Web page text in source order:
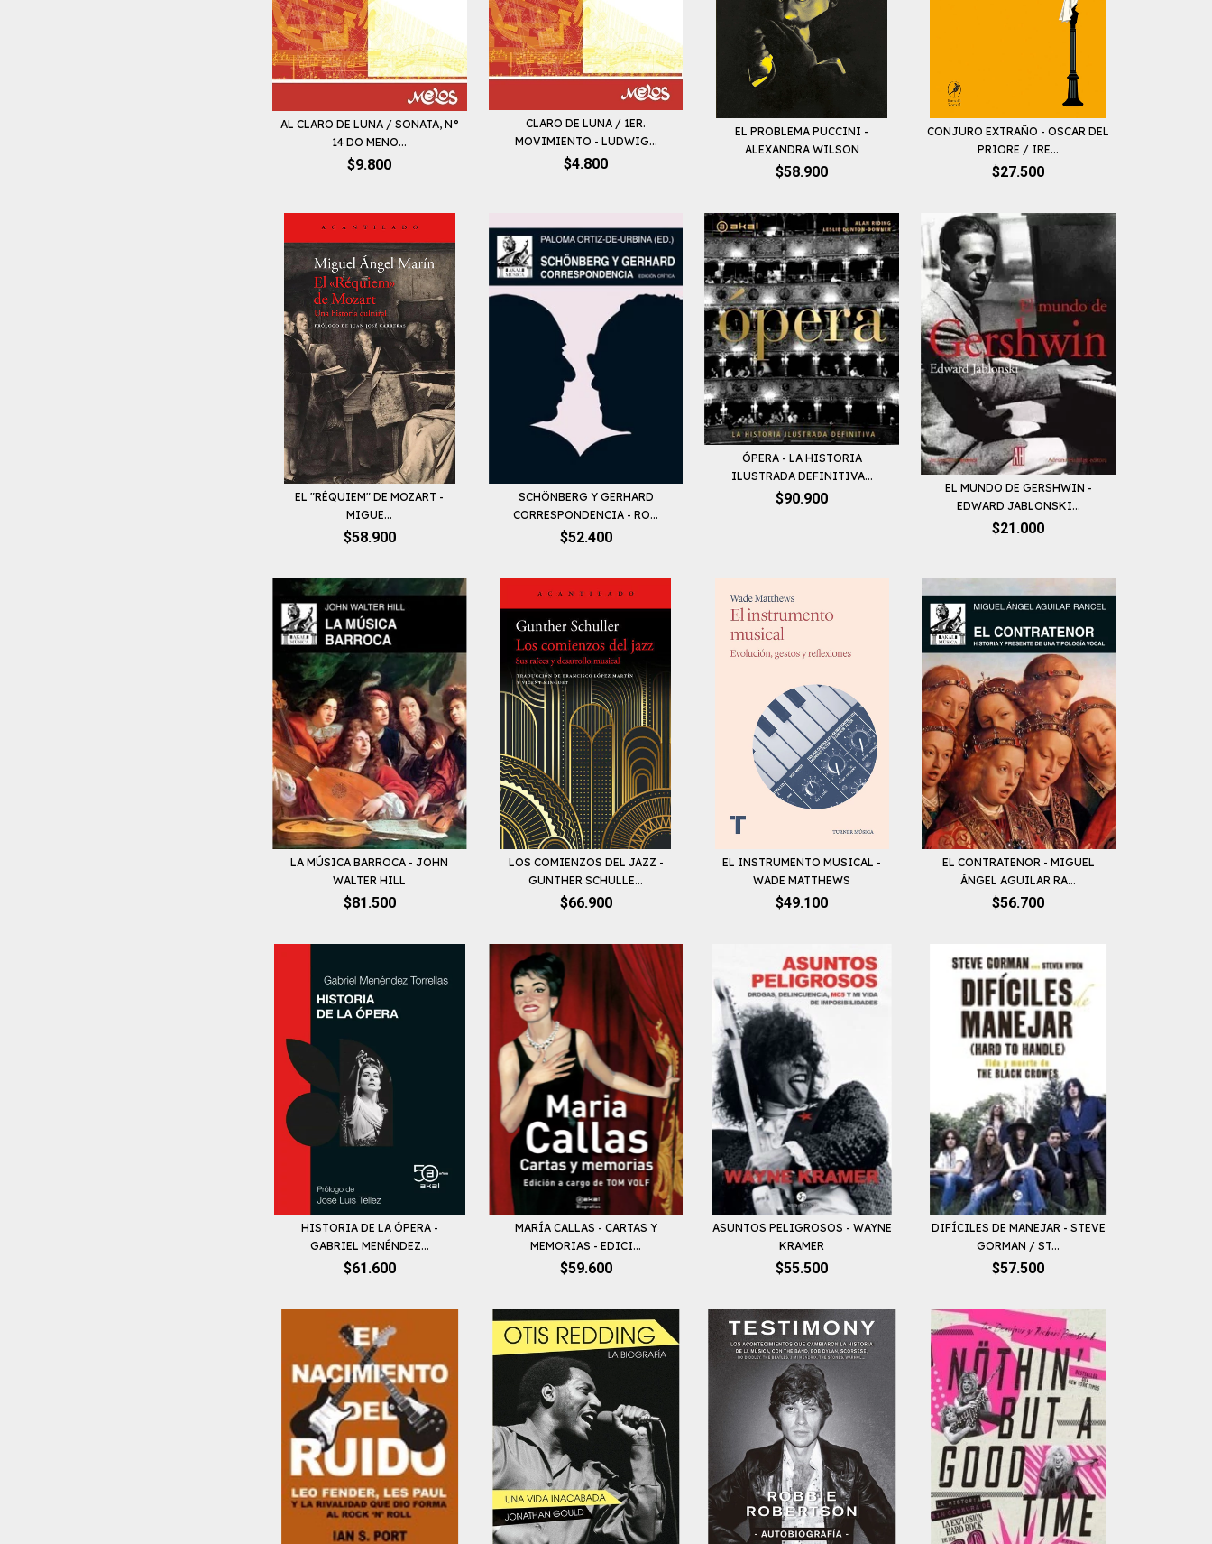
AL CLARO DE LUNA / SONATA, N°
14 DO MENO...
$9.800
CLARO DE LUNA / 1ER.
MOVIMIENTO - LUDWIG...
$4.800
EL PROBLEMA PUCCINI -
ALEXANDRA WILSON
$58.900
CONJURO EXTRAÑO - OSCAR DEL
PRIORE / IRE...
$27.500
EL "RÉQUIEM" DE MOZART -
MIGUE...
$58.900
SCHÖNBERG Y GERHARD
CORRESPONDENCIA - RO...
$52.400
ÓPERA - LA HISTORIA
ILUSTRADA DEFINITIVA...
$90.900
EL MUNDO DE GERSHWIN -
EDWARD JABLONSKI...
$21.000
LA MÚSICA BARROCA - JOHN
WALTER HILL
$81.500
LOS COMIENZOS DEL JAZZ -
GUNTHER SCHULLE...
$66.900
EL INSTRUMENTO MUSICAL -
WADE MATTHEWS
$49.100
EL CONTRATENOR - MIGUEL
ÁNGEL AGUILAR RA...
$56.700
HISTORIA DE LA ÓPERA -
GABRIEL MENÉNDEZ...
$61.600
MARÍA CALLAS - CARTAS Y
MEMORIAS - EDICI...
$59.600
ASUNTOS PELIGROSOS - WAYNE
KRAMER
$55.500
DIFÍCILES DE MANEJAR - STEVE
GORMAN / ST...
$57.500